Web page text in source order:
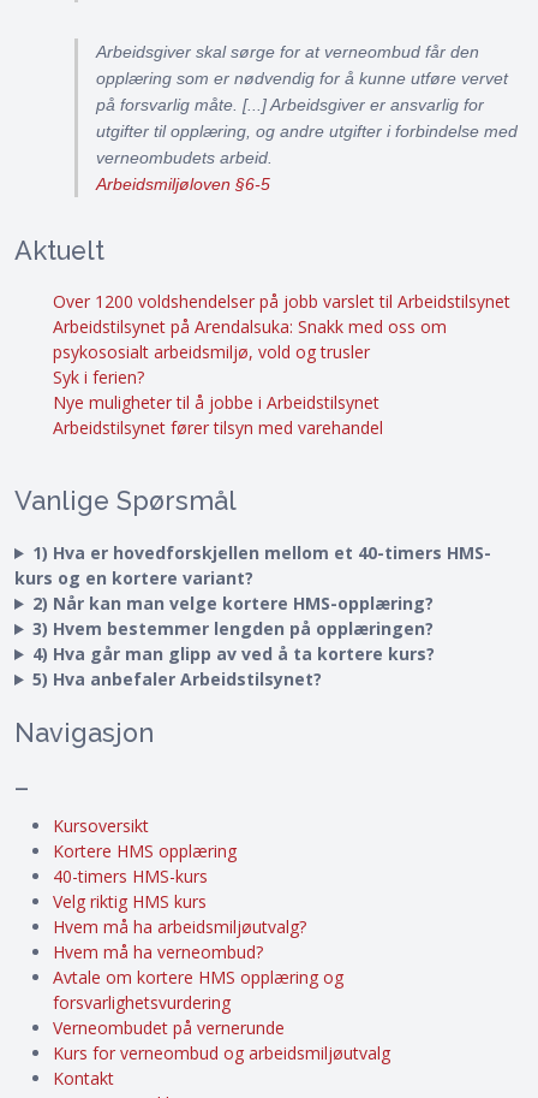
Arbeidsgiver skal sørge for at verneombud får den
opplæring som er nødvendig for å kunne utføre vervet
på forsvarlig måte. [...] Arbeidsgiver er ansvarlig for
utgifter til opplæring, og andre utgifter i forbindelse med
verneombudets arbeid.
Arbeidsmiljøloven §6-5
Aktuelt
Over 1200 voldshendelser på jobb varslet til Arbeidstilsynet
Arbeidstilsynet på Arendalsuka: Snakk med oss om
psykososialt arbeidsmiljø, vold og trusler
Syk i ferien?
Nye muligheter til å jobbe i Arbeidstilsynet
Arbeidstilsynet fører tilsyn med varehandel
Vanlige Spørsmål
1) Hva er hovedforskjellen mellom et 40-timers HMS-
kurs og en kortere variant?
2) Når kan man velge kortere HMS-opplæring?
3) Hvem bestemmer lengden på opplæringen?
4) Hva går man glipp av ved å ta kortere kurs?
5) Hva anbefaler Arbeidstilsynet?
Navigasjon
–
Kursoversikt
Kortere HMS opplæring
40-timers HMS-kurs
Velg riktig HMS kurs
Hvem må ha arbeidsmiljøutvalg?
Hvem må ha verneombud?
Avtale om kortere HMS opplæring og
forsvarlighetsvurdering
Verneombudet på vernerunde
Kurs for verneombud og arbeidsmiljøutvalg
Kontakt